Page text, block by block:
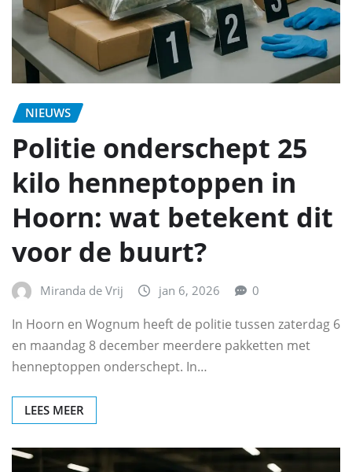
NIEUWS
Politie onderschept 25
kilo henneptoppen in
Hoorn: wat betekent dit
voor de buurt?
Miranda de Vrij jan 6, 2026 0
In Hoorn en Wognum heeft de politie tussen zaterdag 6
en maandag 8 december meerdere pakketten met
henneptoppen onderschept. In…
LEES MEER